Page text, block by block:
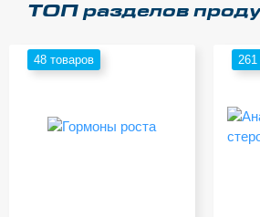
ТОП разделов
48 товаров 261